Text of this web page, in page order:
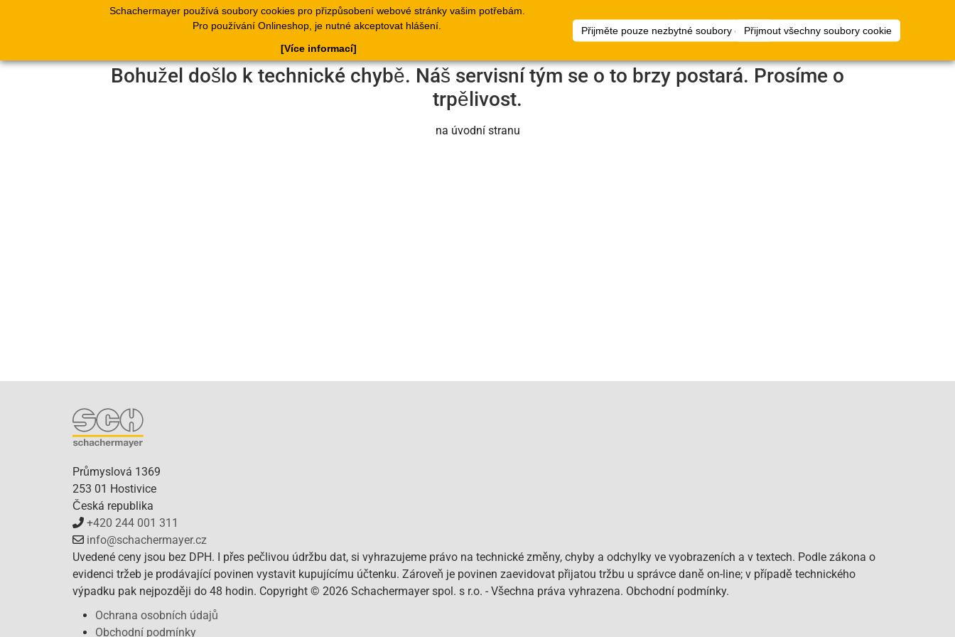
Schachermayer používá soubory cookies pro přizpůsobení webové stránky vašim potřebám.
Pro používání Onlineshop, je nutné akceptovat hlášení.
Přijměte pouze nezbytné soubory cookiePřijmout všechny soubory cookie
[Více informací]
Produkty Katalogy Doklady
Webové
stránky
Seznamy
Dokumenty
Plánovač
podlah
přihlásit
Bohužel došlo k technické chybě. Náš servisní tým se o to brzy postará. Prosíme o
trpělivost.
na úvodní stranu
Průmyslová 1369
253 01 Hostivice
Česká republika
+420 244 001 311
info@schachermayer.cz
Uvedené ceny jsou bez DPH. I přes pečlivou údržbu dat, si vyhrazujeme právo na technické změny, chyby a odchylky ve vyobrazeních a v textech. Podle zákona o
evidenci tržeb je prodávající povinen vystavit kupujícímu účtenku. Zároveň je povinen zaevidovat přijatou tržbu u správce daně on-line; v případě technického
výpadku pak nejpozději do 48 hodin. Copyright © 2026 Schachermayer spol. s r.o. - Všechna práva vyhrazena. Obchodní podmínky.
Ochrana osobních údajů
Obchodní podmínky